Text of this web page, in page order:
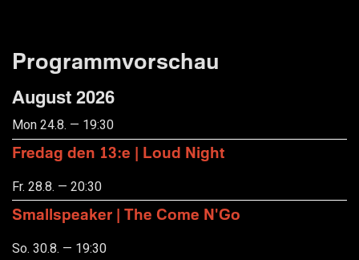
Programmvorschau
August 2026
Mon 24.8. — 19:30
Fredag den 13:e | Loud Night
Fr. 28.8. — 20:30
Smallspeaker | The Come N'Go
So. 30.8. — 19:30